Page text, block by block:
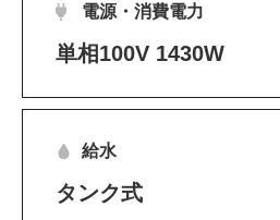
電源・消費電力
単相100V 1430W
給水
タンク式